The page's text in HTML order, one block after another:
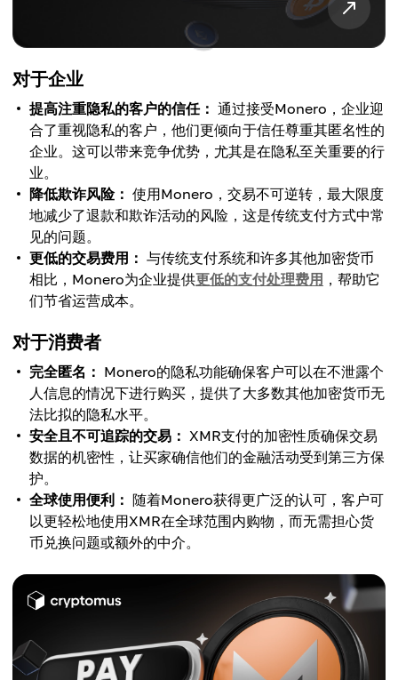
对于企业
提高注重隐私的客户的信任： 通过接受Monero，企业迎
合了重视隐私的客户，他们更倾向于信任尊重其匿名性的
企业。这可以带来竞争优势，尤其是在隐私至关重要的行
业。
降低欺诈风险： 使用Monero，交易不可逆转，最大限度
地减少了退款和欺诈活动的风险，这是传统支付方式中常
见的问题。
更低的交易费用： 与传统支付系统和许多其他加密货币
相比，Monero为企业提供更低的支付处理费用 ，帮助它
们节省运营成本。
对于消费者
完全匿名： Monero的隐私功能确保客户可以在不泄露个
人信息的情况下进行购买，提供了大多数其他加密货币无
法比拟的隐私水平。
安全且不可追踪的交易： XMR支付的加密性质确保交易
数据的机密性，让买家确信他们的金融活动受到第三方保
护。
全球使用便利： 随着Monero获得更广泛的认可，客户可
以更轻松地使用XMR在全球范围内购物，而无需担心货
币兑换问题或额外的中介。